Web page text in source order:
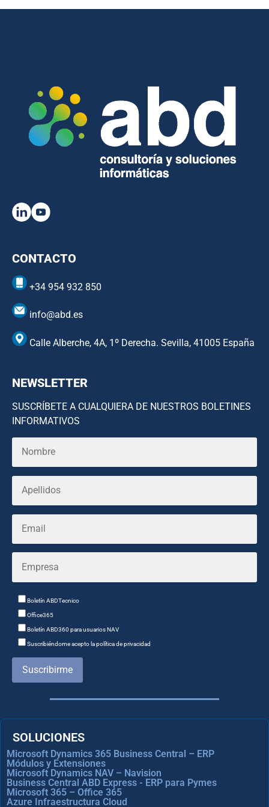
CONTACTO
+34 954 932 850
info@abd.es
Calle Alberche, 4A, 1º Derecha. Sevilla, 41005 España
NEWSLETTER
SUSCRÍBETE A CUALQUIERA DE NUESTROS BOLETINES
INFORMATIVOS
Boletín ABDTecnico
Office365
Boletín ABD360 para usuarios NAV
Suscribiéndome acepto la política de privacidad
Suscribirme
SOLUCIONES
Microsoft Dynamics 365 Business Central – ERP
Módulos y Extensiones
Microsoft Dynamics NAV – Navision
Business Central ABD Express - ERP para Pymes
Microsoft 365 – Office 365
Azure Infraestructura Cloud